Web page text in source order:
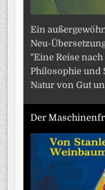
Ein
Neu-
"Eine Reise
Philosophie und
Natur von Gut
Der